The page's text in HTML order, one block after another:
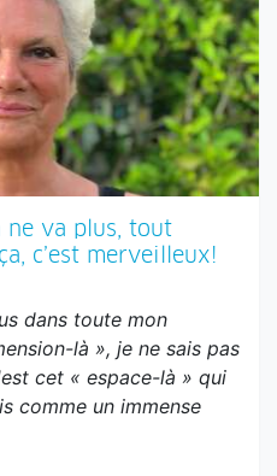
ne va plus, tout
c’est merveilleux!
dans toute mon
là », je ne sais pas
cet « espace-là » qui
comme un immense
Lire la suite